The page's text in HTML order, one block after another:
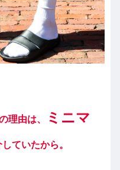
理由は、
ミニマ
ていたから。